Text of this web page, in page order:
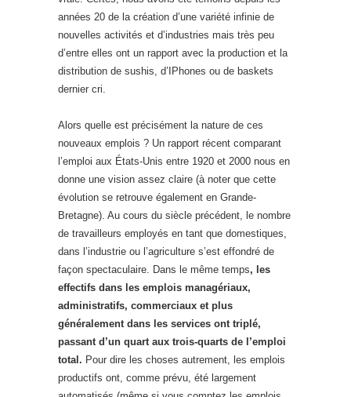
années 20 de la création d’une variété infinie de
nouvelles activités et d’industries mais très peu
d’entre elles ont un rapport avec la production et la
distribution de sushis, d’IPhones ou de baskets
dernier cri.
Alors quelle est précisément la nature de ces
nouveaux emplois ? Un rapport récent comparant
l’emploi aux États-Unis entre 1920 et 2000 nous en
donne une vision assez claire (à noter que cette
évolution se retrouve également en Grande-
Bretagne). Au cours du siècle précédent, le nombre
de travailleurs employés en tant que domestiques,
dans l’industrie ou l’agriculture s’est effondré de
façon spectaculaire. Dans le même temps, les
effectifs dans les emplois managériaux,
administratifs, commerciaux et plus
généralement dans les services ont triplé,
passant d’un quart aux trois-quarts de l’emploi
total. Pour dire les choses autrement, les emplois
productifs ont, comme prévu, été largement